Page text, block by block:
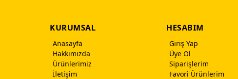
KURUMSAL
Anasayfa
Hakkımızda
Ürünlerimiz
İletişim
HESABIM
Giriş Yap
Üye Ol
Siparişlerim
Favori Ürünlerim